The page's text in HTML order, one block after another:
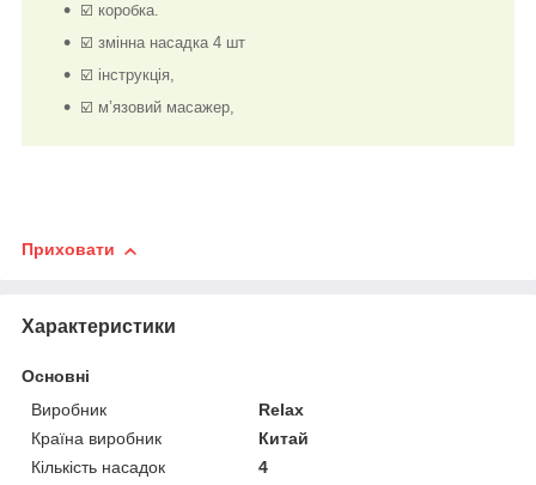
☑️ коробка.
☑️ змінна насадка 4 шт
☑️ інструкція,
☑️ м’язовий масажер,
Приховати
Характеристики
Основні
Виробник
Relax
Країна виробник
Китай
Кількість насадок
4